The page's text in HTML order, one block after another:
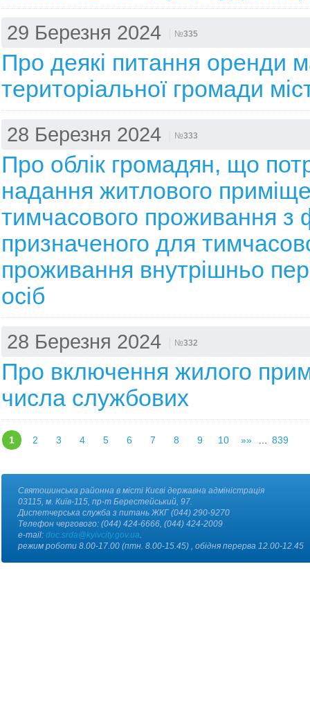
29 Березня 2024 №335
Про деякі питання оренди
територіальної громади
28 Березня 2024 №333
Про облік громадян, що
надання житлового
тимчасового проживання з
призначеного для
проживання внутрішньо
осіб
28 Березня 2024 №332
Про включення жилого
числа службових
1 2 3 4 5 6 7 8 9 10 »» 839
Святошинська районна в місті Києві державна адміністрація
03115, м. Київ-115, пр-т Берестейський, 97.
Диспетчерська служба з питань ЖКГ (044) 290-9270
Телефон чергового: (044) 424-6666, (044) 424-2009
e-mail: doc.srda@kyivcity.gov.ua.
режим роботи 8.00-17.00 (птн. 8.00-15.45) , обідня перерва 12.00-12.45